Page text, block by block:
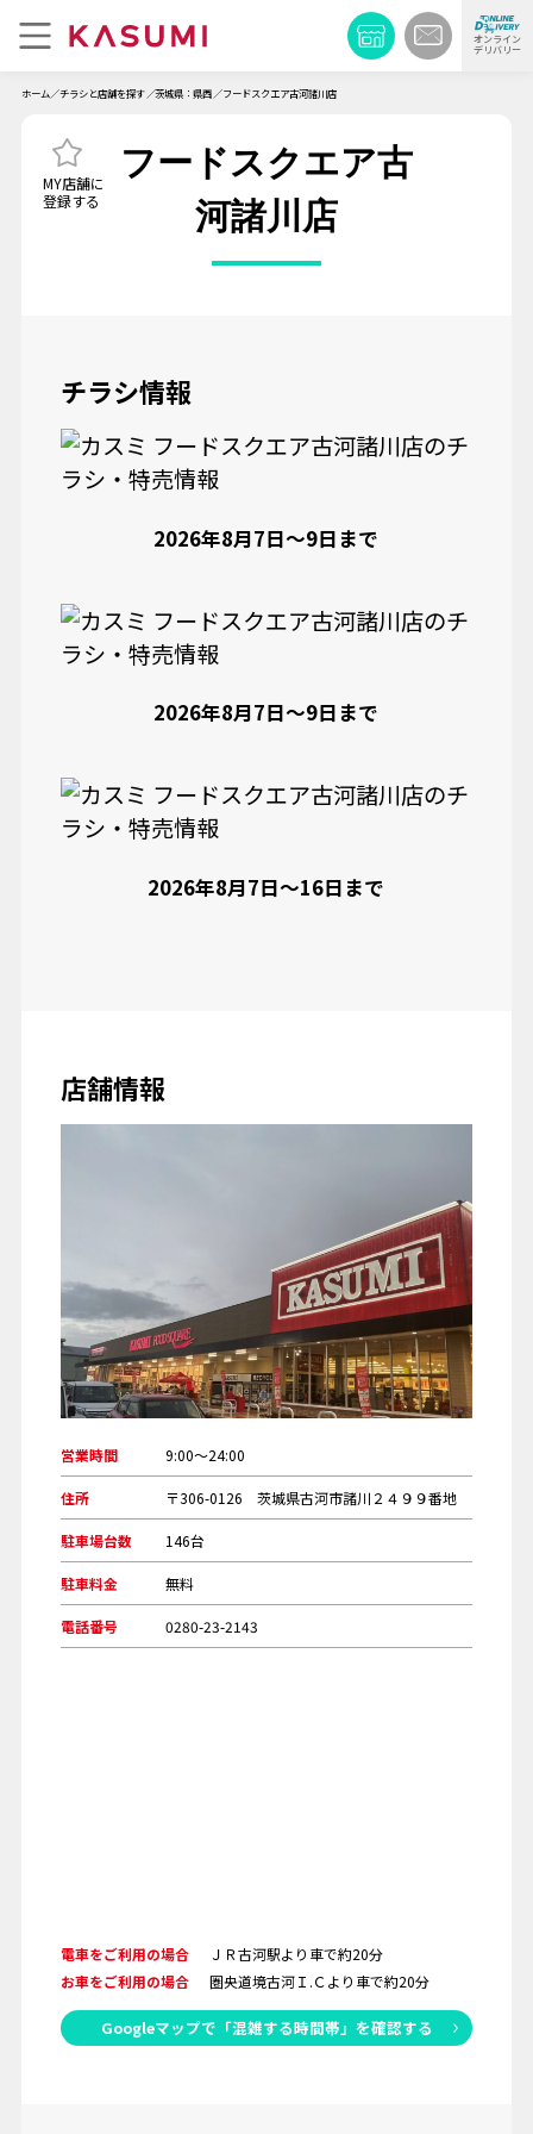
オンライン
デリバリー
ホーム チラシと店舗を探す 茨城県：県西 フードスクエア古河諸川店
フードスクエア古
河諸川店
チラシ情報
2026年8月7日〜9日まで
2026年8月7日〜9日まで
2026年8月7日〜16日まで
店舗情報
営業時間 9:00～24:00
住所 〒306-0126 茨城県古河市諸川２４９９番地
駐車場台数 146台
駐車料金 無料
電話番号 0280-23-2143
電車をご利用の場合
ＪＲ古河駅より車で約20分
お車をご利用の場合
圏央道境古河Ｉ.Ｃより車で約20分
Googleマップで「混雑する時間帯」を確認する